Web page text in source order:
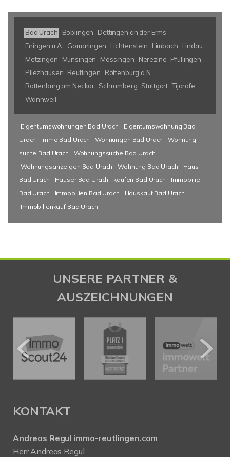
Bad Urach Böblingen
Dettingen an der Erms
Eningen u.A.
Gomaringen Lichtenstein Limbach
Lindau
Metzingen
Münsingen Mössingen Nerezine Pfullingen
Pliezhausen Reutlingen
Rottenburg a.N.
Rottenburg am Neckar Schramberg Stuttgart Tijarafe
Wannweil
Eigentumswohnungen Bad Urach
Eigentumswohnung Bad
Urach
Immo Bad Urach Wohnungen Bad Urach
Wohnung
suche Bad Urach
Wohnungssuche Bad Urach
Wohnungsanzeigen Bad Urach
Wohnung Bad Urach
Haus
Bad Urach
Häuser Bad Urach kaufen Bad Urach
Immobilie
Bad Urach
Immobilien Bad Urach
Hauskauf Bad Urach
Immobilienkauf Bad Urach
UNSERE PARTNER &
AUSZEICHNUNGEN
KONTAKT
Andreas Regul immo-reutlingen.com
Herr Andreas Regul